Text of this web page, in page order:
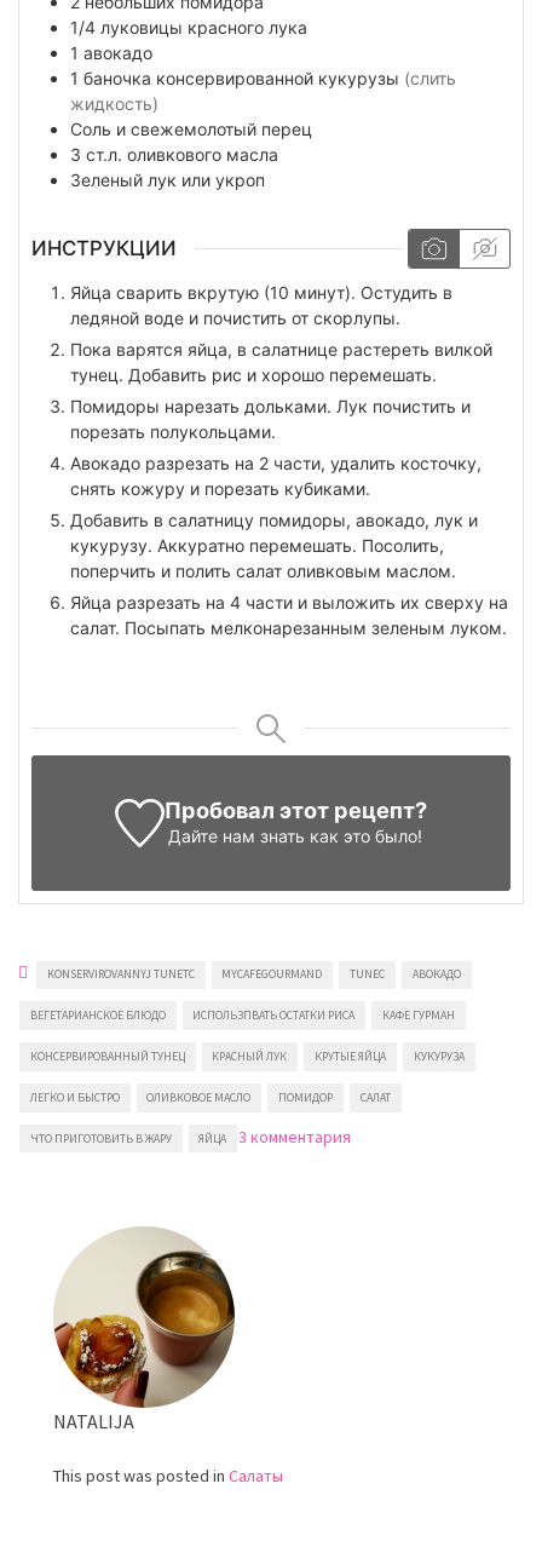
1/4 луковицы красного лука
1 авокадо
1 баночка консервированной кукурузы (слить
жидкость)
Соль и свежемолотый перец
3 ст.л. оливкового масла
Зеленый лук или укроп
ИНСТРУКЦИИ
Яйца сварить вкрутую (10 минут). Остудить в
ледяной воде и почистить от скорлупы.
Пока варятся яйца, в салатнице растереть вилкой
тунец. Добавить рис и хорошо перемешать.
Помидоры нарезать дольками. Лук почистить и
порезать полукольцами.
Авокадо разрезать на 2 части, удалить косточку,
снять кожуру и порезать кубиками.
Добавить в салатницу помидоры, авокадо, лук и
кукурузу. Аккуратно перемешать. Посолить,
поперчить и полить салат оливковым маслом.
Яйца разрезать на 4 части и выложить их сверху на
салат. Посыпать мелконарезанным зеленым луком.
Пробовал этот рецепт?
Дайте нам знать как это было!
KONSERVIROVANNYJ TUNETC MYCAFEGOURMAND TUNEC АВОКАДО
ВЕГЕТАРИАНСКОЕ БЛЮДО ИСПОЛЬЗПВАТЬ ОСТАТКИ РИСА КАФЕ ГУРМАН
КОНСЕРВИРОВАННЫЙ ТУНЕЦ КРАСНЫЙ ЛУК КРУТЫЕ ЯЙЦА КУКУРУЗА
ЛЕГКО И БЫСТРО ОЛИВКОВОЕ МАСЛО ПОМИДОР САЛАТ
ЧТО ПРИГОТОВИТЬ В ЖАРУ ЯЙЦА 3 комментария
NATALIJA
This post was posted in Салаты